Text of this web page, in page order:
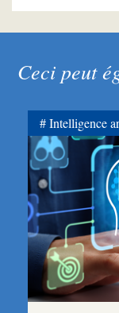
Ceci peut
Intelligence